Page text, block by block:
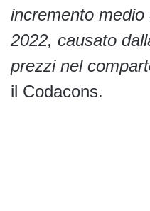
incremento
2022, causato
prezzi nel
il Codacons.